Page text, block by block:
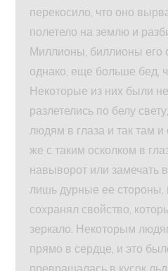
перекосило, что оно
полетело на землю и
Миллионы, биллионы его
однако, еще больше бед,
Некоторые из них были
разлетелись по белу
людям в глаза и так там
же с таким осколком в
навыворот или замечать
лишь дурные ее стороны,
сохранял свойство,
зеркало. Некоторым
прямо в сердце, и это
превращалась в кусок